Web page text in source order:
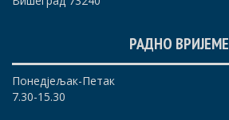
РАДНО ВРИЈЕМЕ
Понедјељак-Петак
7.30-15.30